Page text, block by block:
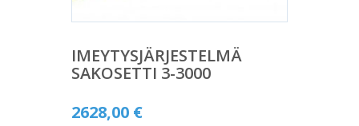
IMEYTYSJÄRJESTELMÄ
SAKOSETTI 3-3000
2628,00 €